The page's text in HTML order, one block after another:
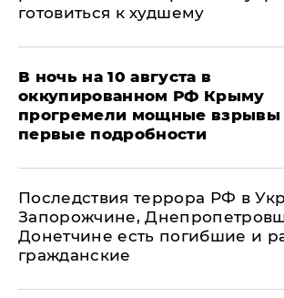
готовиться к худшему
В ночь на 10 августа в
оккупированном РФ Крыму
прогремели мощные взрывы
первые подробности
Последствия террора РФ в
Запорожчине,
Донетчине есть погибшие и
гражданские